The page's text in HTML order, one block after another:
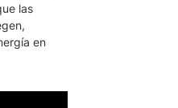
las
en